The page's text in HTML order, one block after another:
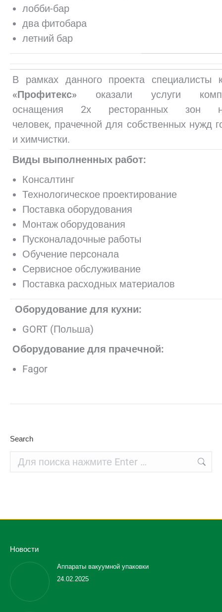
лобби-бар
два фитобара
летний бар
В рамках данного проекта специалисты
«Профитекс» оказали услуги
оснащения 2х ресторанных зон
человек, прачечной для собственных нужд
и химчистки.
Виды выполненных работ:
Консалтинг
Технологическое проектирование
Поставка оборудования
Монтаж оборудования
Пусконаладочные работы
Обучение персонала
Сервисное обслуживание
Поставка расходных материалов
Оборудование для кухни:
GORT (Польша)
Оборудование для прачечной:
Fagor
Search
Новости
Аппараты вакуумной упаковки
24.02.2025